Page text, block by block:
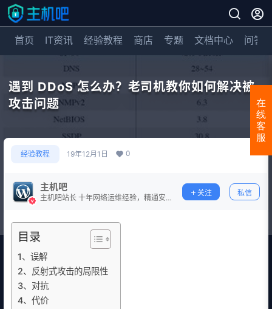
首页 IT资讯 经验教程 商店 专题 文档中心 问答
遇到 DDoS 怎么办？老司机教你如何解决被
攻击问题
经验教程 19年12月1日 0
主机吧
主机吧站长 十年网络运维经验，精通安
关注 私信
目录
1、误解
2、反射式攻击的局限性
3、对抗
4、代价
在
线
客
服